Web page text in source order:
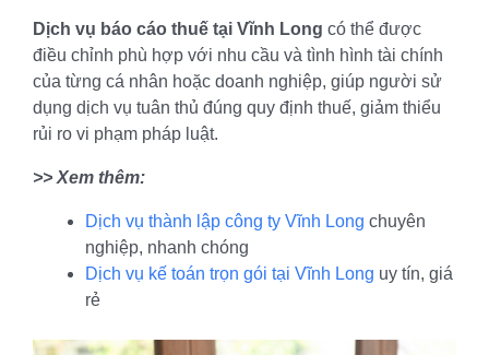
Dịch vụ báo cáo thuế tại Vĩnh Long có thể được
điều chỉnh phù hợp với nhu cầu và tình hình tài chính
của từng cá nhân hoặc doanh nghiệp, giúp người sử
dụng dịch vụ tuân thủ đúng quy định thuế, giảm thiểu
rủi ro vi phạm pháp luật.
>> Xem thêm:
Dịch vụ thành lập công ty Vĩnh Long chuyên
nghiệp, nhanh chóng
Dịch vụ kế toán trọn gói tại Vĩnh Long uy tín, giá
rẻ